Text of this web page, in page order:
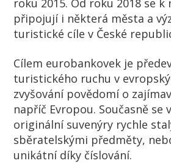
roku 2015. Od roku 2018 se
připojují i některá města a
turistické cíle v České
Cílem eurobankovek je
turistického ruchu v
zvyšování povědomí o
napříč Evropou. Současně se
originální suvenýry rychle
sběratelskými předměty,
unikátní díky číslování.